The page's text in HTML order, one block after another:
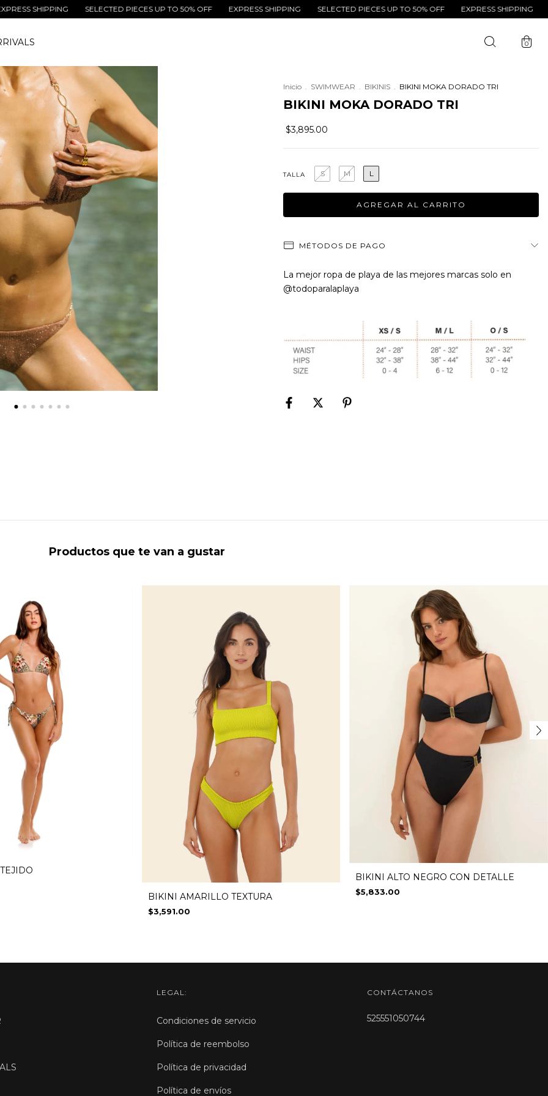
SELECTED PIECES UP TO 50% OFF EXPRESS SHIPPING SELECTED PIECES UP TO 50% OFF EXPRESS SHIPPING
0
Inicio SWIMWEAR BIKINIS BIKINI MOKA DORADO TRI
BIKINI MOKA DORADO TRI
$3,895.00
TALLA S M L
MÉTODOS DE PAGO
La mejor ropa de playa de las mejores marcas solo en
@todoparalaplaya
Productos que te van a gustar
BIKINI AMARILLO TEXTURA
$3,591.00
BIKINI ALTO NEGRO CON DETALLE
$5,833.00
LEGAL:
Condiciones de servicio
Política de reembolso
Política de privacidad
Política de envíos
CONTÁCTANOS
525551050744